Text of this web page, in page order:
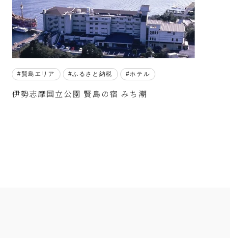
賢島エリア ふるさと納税 ホテル
伊勢志摩国立公園 賢島の宿 みち潮